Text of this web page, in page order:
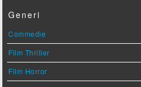
Generi
Commedie
Film Thriller
Film Horror